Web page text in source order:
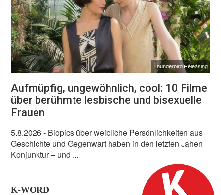
Thunderbird Releasing
Aufmüpfig, ungewöhnlich, cool: 10 Filme
über berühmte lesbische und bisexuelle
Frauen
5.8.2026- Biopics über weibliche Persönlichkeiten aus
Geschichte und Gegenwart haben in den letzten Jahen
Konjunktur – und ...
K-WORD